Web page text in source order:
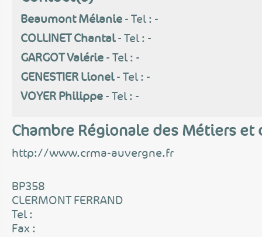
Beaumont Mélanie- Tel : -
COLLINET Chantal- Tel : -
GARGOT Valérie- Tel : -
GENESTIER Lionel- Tel : -
VOYER Philippe- Tel : -
Chambre Régionale des Métiers
http://www.crma-auvergne.fr
BP358
CLERMONT FERRAND
Tel :
Fax :